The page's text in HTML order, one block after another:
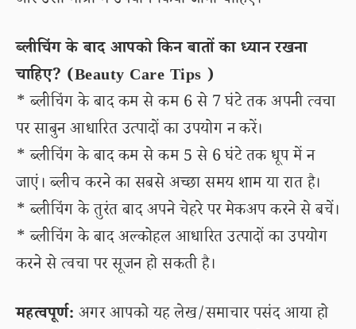
ब्लीचिंग के बाद आपको किन बातों का ध्यान रखना
चाहिए? (Beauty Care Tips )
* ब्लीचिंग के बाद कम से कम 6 से 7 घंटे तक अपनी त्वचा
पर साबुन आधारित उत्पादों का उपयोग न करें।
* ब्लीचिंग के बाद कम से कम 5 से 6 घंटे तक धूप में न
जाएं। ब्लीच करने का सबसे अच्छा समय शाम या रात है।
* ब्लीचिंग के तुरंत बाद अपने चेहरे पर मेकअप करने से बचें।
* ब्लीचिंग के बाद अल्कोहल आधारित उत्पादों का उपयोग
करने से त्वचा पर सूजन हो सकती है।
महत्वपूर्ण: अगर आपको यह लेख/समाचार पसंद आया हो